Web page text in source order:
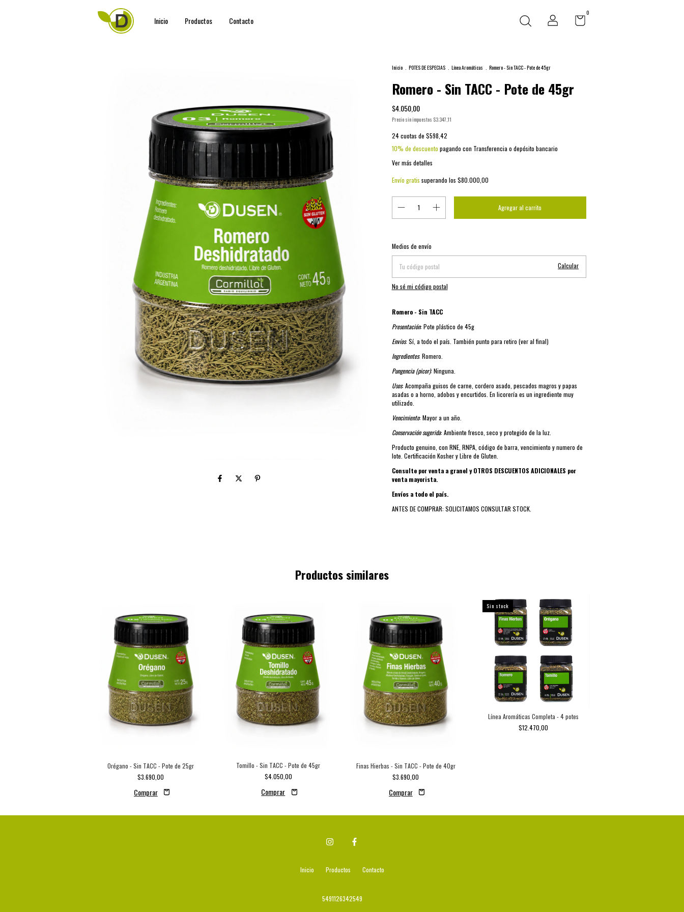
Inicio Productos Contacto
0
Inicio . POTES DE ESPECIAS . Línea Aromáticas . Romero - Sin TACC - Pote de 45gr
Romero - Sin TACC - Pote de 45gr
$4.050,00
Precio sin impuestos $3.347,11
24 cuotas de $598,42
10% de descuento pagando con Transferencia o depósito bancario
Ver más detalles
Envío gratis superando los $80.000,00
Entregas para el CP:
Medios de envío
Calcular
No sé mi código postal
Romero - Sin TACC
Presentación: Pote plástico de 45g
Envíos: Sí, a todo el país. También punto para retiro (ver al final)
Ingredientes: Romero.
Pungencia (picor): Ninguna.
Usos: Acompaña guisos de carne, cordero asado, pescados magros y papas
asadas o a horno, adobos y encurtidos. En licorería es un ingrediente muy
utilizado.
Vencimiento: Mayor a un año.
Conservación sugerida: Ambiente fresco, seco y protegido de la luz.
Producto genuino, con RNE, RNPA, código de barra, vencimiento y numero de
lote. Certificación Kosher y Libre de Gluten.
Consulte por venta a granel y OTROS DESCUENTOS ADICIONALES por
venta mayorista.
Envíos a todo el país.
ANTES DE COMPRAR: SOLICITAMOS CONSULTAR STOCK.
Productos similares
Orégano - Sin TACC - Pote de 25gr
$3.690,00
Tomillo - Sin TACC - Pote de 45gr
$4.050,00
Finas Hierbas - Sin TACC - Pote de 40gr
$3.690,00
Sin stock
Línea Aromáticas Completa - 4 potes
$12.470,00
Inicio Productos Contacto
5491126342549